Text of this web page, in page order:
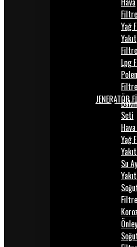
Yağ
Yakıt
Lpg
Polen
JENERATÖR
Seti
Yağ
Su